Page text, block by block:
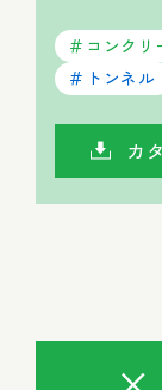
コンク
トンネル
カ